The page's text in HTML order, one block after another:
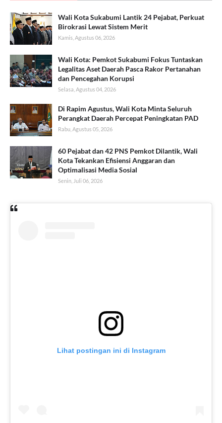
Wali Kota Sukabumi Lantik 24 Pejabat, Perkuat
Birokrasi Lewat Sistem Merit
Kamis, Agustus 06, 2026
Wali Kota: Pemkot Sukabumi Fokus Tuntaskan
Legalitas Aset Daerah Pasca Rakor Pertanahan
dan Pencegahan Korupsi
Selasa, Agustus 04, 2026
Di Rapim Agustus, Wali Kota Minta Seluruh
Perangkat Daerah Percepat Peningkatan PAD
Rabu, Agustus 05, 2026
60 Pejabat dan 42 PNS Pemkot Dilantik, Wali
Kota Tekankan Efisiensi Anggaran dan
Optimalisasi Media Sosial
Senin, Juli 06, 2026
Lihat postingan ini di Instagram